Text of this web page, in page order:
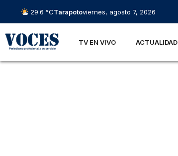
29.6 °CTarapotoviernes, agosto 7, 2026
TV EN VIVO ACTUALIDAD